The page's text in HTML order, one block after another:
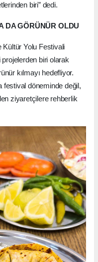
biri” dedi.
DA GÖRÜNÜR OLDU
Kültür Yolu Festivali
biri olarak
kılmayı hedefliyor.
festival döneminde değil,
ziyaretçilere rehberlik